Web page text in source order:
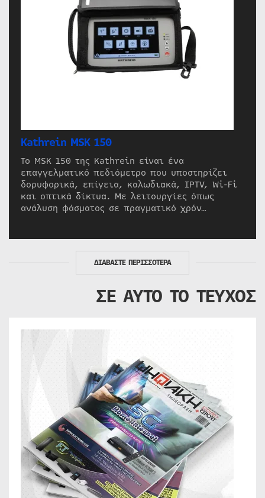
Kathrein MSK 150
Το MSK 150 της Kathrein είναι ένα
επαγγελματικό πεδιόμετρο που υποστηρίζει
δορυφορικά, επίγεια, καλωδιακά, IPTV, Wi-Fi
και οπτικά δίκτυα. Με λειτουργίες όπως
ανάλυση φάσματος σε πραγματικό χρόν…
ΔΙΑΒΑΣΤΕ ΠΕΡΙΣΣΟΤΕΡΑ
ΣΕ ΑΥΤΟ ΤΟ ΤΕΥΧΟΣ